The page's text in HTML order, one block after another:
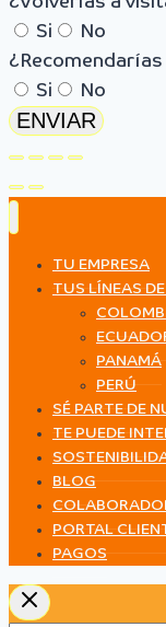
Si
No
Si
No
ENVIAR
TU EMPRESA
TUS LÍNEAS
PANAMÁ
PERÚ
SÉ PARTE DE
TE PUEDE
BLOG
PORTAL
PAGOS